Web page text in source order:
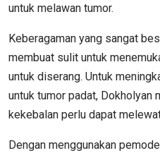
untuk melawan tumor.
Keberagaman yang sangat
membuat sulit untuk
untuk diserang. Untuk
untuk tumor padat, Dokholyan
kekebalan perlu dapat
Dengan menggunakan